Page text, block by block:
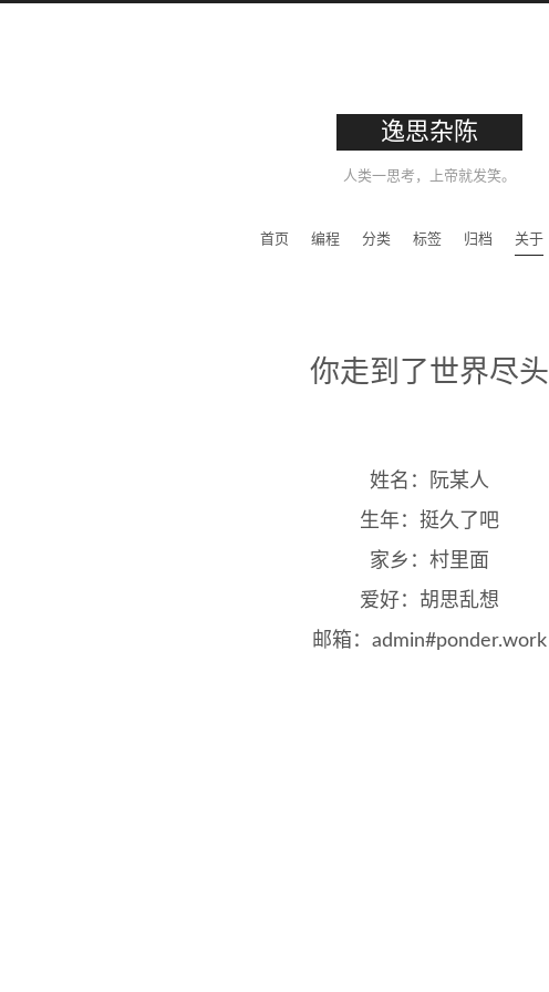
逸思杂陈
人类一思考，上帝就发笑。
首页 编程 分类 标签 归档 关于
你走到了世界尽头
姓名：阮某人
生年：挺久了吧
家乡：村里面
爱好：胡思乱想
邮箱：admin#ponder.work